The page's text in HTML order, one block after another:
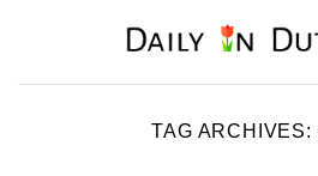
TAG ARCHIVES: